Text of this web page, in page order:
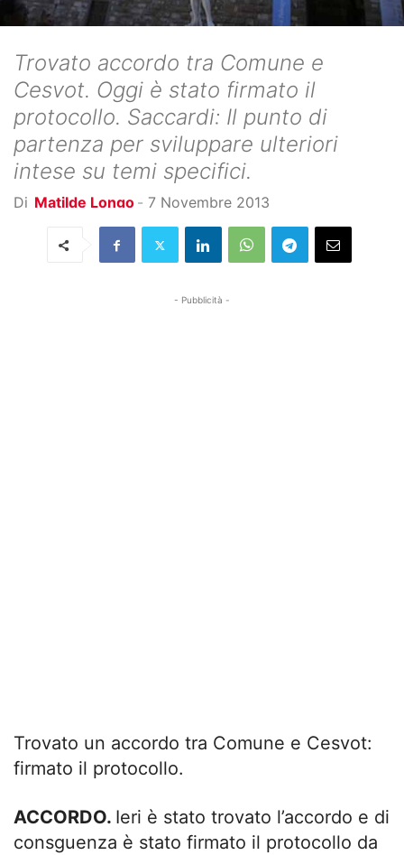
Trovato accordo tra Comune e
Cesvot. Oggi è stato firmato il
protocollo. Saccardi: Il punto di
partenza per sviluppare ulteriori
intese su temi specifici.
Di Matilde Longo - 7 Novembre 2013
- Pubblicità -
Trovato un accordo tra Comune e Cesvot:
firmato il protocollo.
ACCORDO. Ieri è stato trovato l’accordo e di
consguenza è stato firmato il protocollo da